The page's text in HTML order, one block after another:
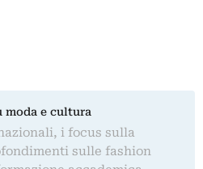
e cultura
i focus sulla
sulle fashion